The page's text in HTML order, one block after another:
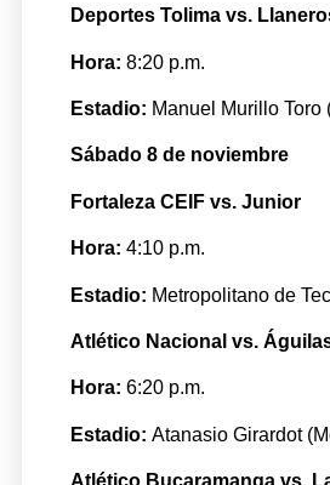
Deportes Tolima vs.
Hora: 8:20 p.m.
Estadio: Manuel Murillo Toro
Sábado 8 de noviembre
Fortaleza CEIF vs. Junior
Hora: 4:10 p.m.
Estadio: Metropolitano de
Atlético Nacional vs.
Hora: 6:20 p.m.
Estadio: Atanasio Girardot
Atlético Bucaramanga vs.